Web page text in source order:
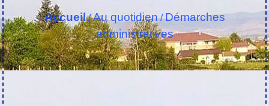
Accueil/Au quotidien/Démarches
administratives